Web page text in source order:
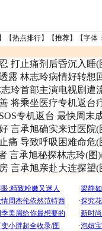
】【热点排行】【推荐】【字体
打止痛剂后昏沉入睡(
露 林志玲病情好转想
玲首部主演电视剧遭
将乘坐医疗专机返台
专机返台 最快周末
言承旭确实来过医院(
痛 导致呼吸困难命危(
言承旭秘探林志玲(图)
言承旭亲赴大连探望(